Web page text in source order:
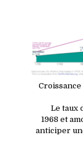
Le taux
1968 et
anticiper